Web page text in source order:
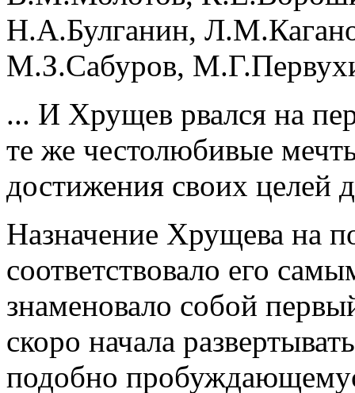
Н.А.Булганин,
М.З.Сабуров,
... И Хрущев рвался на
те же честолюбивые
достижения своих целей
Назначение Хрущева на
соответствовало его
знаменовало собой
скоро начала
подобно